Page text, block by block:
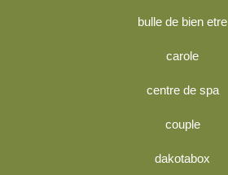
bulle de bien etre
carole
centre de spa
couple
dakotabox